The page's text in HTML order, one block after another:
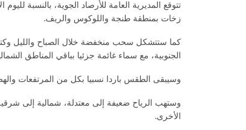
تتوقع المديرية العامة للأرصاد الجوية، بالنسبة
زخات بمنطقة طنجة واللوكوس والريف.
كما ستتشكل سحب منخفضة خلال الصباح والليل
الجنوبية، مع سماء غائمة جزئيا بباقي المناطق
وسيبقى الطقس باردا نسبيا بكل من المرتفعات
وستهب الرياح ضعيفة إلى معتدلة، شمالية إلى
الأخرى.